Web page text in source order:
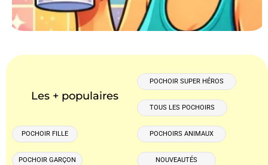
Les + populaires
POCHOIR SUPER HÉROS
TOUS LES POCHOIRS
POCHOIR FILLE
POCHOIR GARÇON
POCHOIRS ANIMAUX
NOUVEAUTÉS